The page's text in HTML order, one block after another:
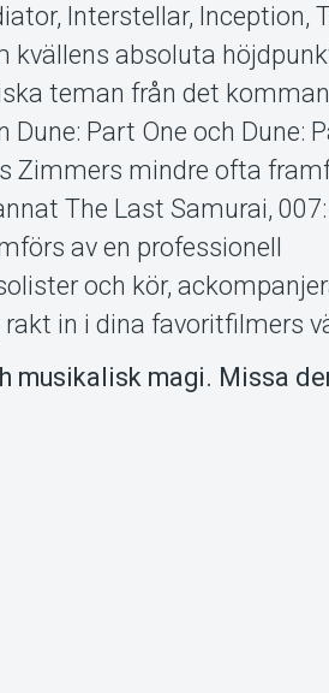
Interstellar, Inception,
kvällens absoluta
teman från det
Part One och Dune:
Zimmers mindre ofta
The Last Samurai,
av en professionell
och kör,
in i dina favoritfilmers
musikalisk magi. Missa